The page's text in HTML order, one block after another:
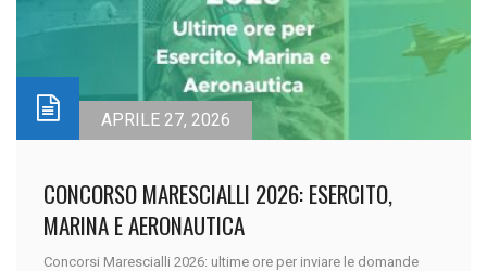
APRILE 27, 2026
CONCORSO MARESCIALLI 2026: ESERCITO,
MARINA E AERONAUTICA
Concorsi Marescialli 2026: ultime ore per inviare le domande